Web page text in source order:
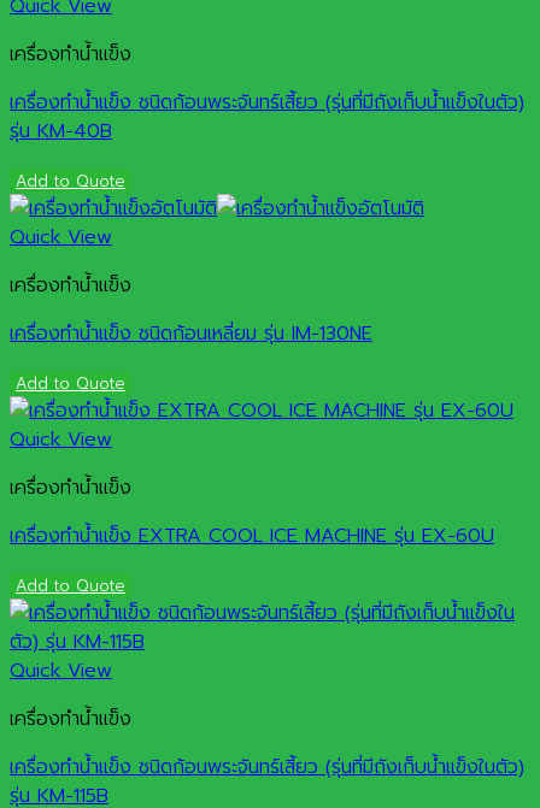
Quick View
เครื่องทำน้ำแข็ง
เครื่องทำน้ำแข็ง ชนิดก้อนพระจันทร์เสี้ยว (รุ่นที่มีถังเก็บน้ำแข็งในตัว)
รุ่น KM-40B
Add to Quote
Quick View
เครื่องทำน้ำแข็ง
เครื่องทำน้ำแข็ง ชนิดก้อนเหลี่ยม รุ่น IM-130NE
Add to Quote
Quick View
เครื่องทำน้ำแข็ง
เครื่องทำน้ำแข็ง EXTRA COOL ICE MACHINE รุ่น EX-60U
Add to Quote
Quick View
เครื่องทำน้ำแข็ง
เครื่องทำน้ำแข็ง ชนิดก้อนพระจันทร์เสี้ยว (รุ่นที่มีถังเก็บน้ำแข็งในตัว)
รุ่น KM-115B